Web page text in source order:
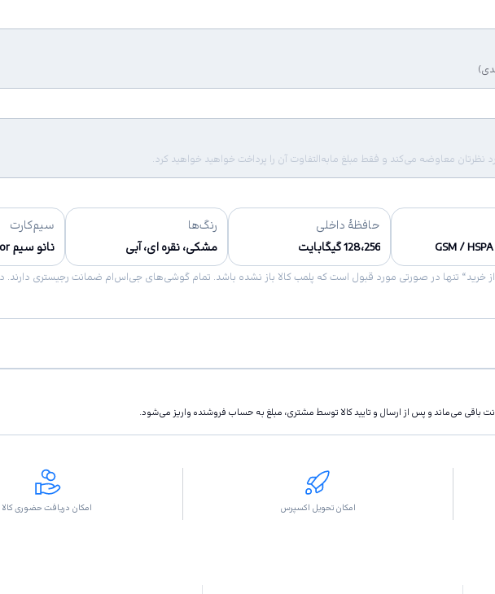
معاوضه می‌کند و فقط مبلغ مابه‌التفاوت آن را پرداخت خواهید خواهید کرد.
GSM /
حافظهٔ داخلی
128،256 گیگابایت
رنگ‌ها
مشکی، نقره ای، آبی
سیم‌کارت
نانو سیم and eSIM or دو سیم کارت (نانو سیم، dual stand-by)
باقى مى‌ماند و پس از ارسال و تاييد كالا توسط مشتری، مبلغ به حساب فروشنده واريز مى‌شود.
امکان تحویل اکسپرس امکان دریافت حضوری کالا